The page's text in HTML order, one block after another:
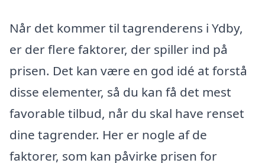
Når det kommer til tagrenderens i Ydby,
er der flere faktorer, der spiller ind på
prisen. Det kan være en god idé at forstå
disse elementer, så du kan få det mest
favorable tilbud, når du skal have renset
dine tagrender. Her er nogle af de
faktorer, som kan påvirke prisen for